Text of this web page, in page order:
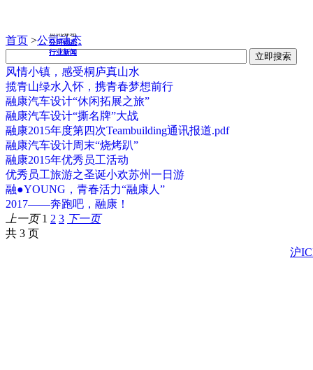
资讯驿站
公司动态
行业新闻
首页 >公司动态
风情小镇，感受桐庐真山水
揽青山绿水入怀，携青春梦想前行
融康汽车设计“休闲拓展之旅”
融康汽车设计“撕名牌”大战
融康2015年度第四次Teambuilding通讯报道.pdf
融康汽车设计周末“烧烤趴”
融康2015年优秀员工活动
优秀员工旅游之圣诞小欢苏州一日游
融●YOUNG，青春活力“融康人”
2017——奔跑吧，融康！
上一页 1 2 3 下一页
共 3 页
沪